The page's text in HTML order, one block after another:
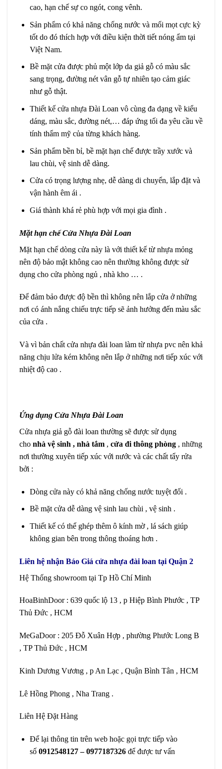
cao, hạn chế sự co ngót, cong vênh.
Sản phẩm có khả năng chống nước và mối mọt cực kỳ
tốt do đó thích hợp với điều kiện thời tiết nóng ẩm tại
Việt Nam.
Bề mặt cửa được phủ một lớp da giả gỗ có màu sắc
sang trọng, đường nét vân gỗ tự nhiên tạo cảm giác
như gỗ thật.
Thiết kế cửa nhựa Đài Loan vô cùng đa dạng về kiểu
dáng, màu sắc, đường nét,… đáp ứng tối đa yêu cầu về
tính thẩm mỹ của từng khách hàng.
Sản phẩm bền bỉ, bề mặt hạn chế được trầy xước và
lau chùi, vệ sinh dễ dàng.
Cửa có trọng lượng nhẹ, dễ dàng di chuyển, lắp đặt và
vận hành êm ái .
Giá thành khá rẻ phù hợp với mọi gia đình .
Mặt hạn chế Cửa Nhựa Đài Loan
Mặt hạn chế dòng cửa này là với thiết kế từ nhựa mỏng
nên độ bảo mật không cao nên thường không được sử
dụng cho cửa phòng ngủ , nhà kho … .
Để đảm bảo được độ bền thì không nên lắp cửa ở những
nơi có ánh nắng chiếu trực tiếp sẽ ảnh hưởng đến màu sắc
của cửa .
Và vì bản chất cửa nhựa đài loan làm từ nhựa pvc nên khả
năng chịu lửa kém không nên lắp ở những nơi tiếp xúc với
nhiệt độ cao .
Ứng dụng Cửa Nhựa Đài Loan
Cửa nhựa giả gỗ đài loan thường sẽ được sử dụng
cho nhà vệ sinh , nhà tắm , cửa đi thông phòng , những
nơi thường xuyên tiếp xúc với nước và các chất tẩy rửa
bởi :
Dòng cửa này có khả năng chống nước tuyệt đối .
Bề mặt cửa dễ dàng vệ sinh lau chùi , vệ sinh .
Thiết kế có thể ghép thêm ô kính mờ , lá sách giúp
không gian bên trong thông thoáng hơn .
Liên hệ nhận Báo Giá cửa nhựa đài loan tại Quận 2
Hệ Thống showroom tại Tp Hồ Chí Minh
HoaBinhDoor : 639 quốc lộ 13 , p Hiệp Bình Phước , TP
Thủ Đức , HCM
MeGaDoor : 205 Đỗ Xuân Hợp , phường Phước Long B
, TP Thủ Đức , HCM
Kinh Dương Vương , p An Lạc , Quận Bình Tân , HCM
Lê Hồng Phong , Nha Trang .
Liên Hệ Đặt Hàng
Để lại thông tin trên web hoặc gọi trực tiếp vào
số 0912548127 – 0977187326 để được tư vấn